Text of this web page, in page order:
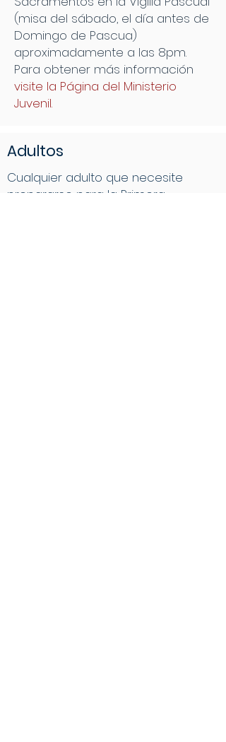
(misa del sábado, el día antes de
Domingo de Pascua)
aproximadamente a las 8pm.
Para obtener más información
visite la Página del Ministerio
Juvenil.
Adultos
Cualquier adulto que necesite
prepararse para la Primera